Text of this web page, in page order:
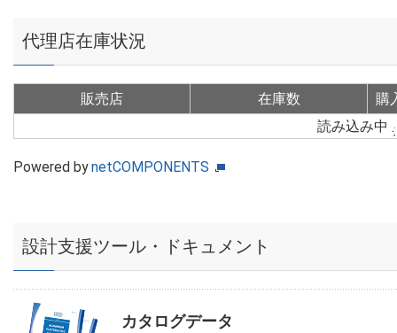
代理店在庫状況
販売店 在庫数
購
読み込み中
Powered bynetCOMPONENTS
設計支援ツール・ドキュメント
カタログデータ